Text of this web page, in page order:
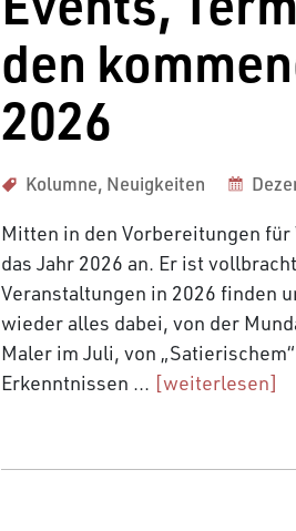
den
2026
Kolumne, Neuigkeiten
Mitten in den Vorbereitungen
das Jahr 2026 an. Er ist
Veranstaltungen in 2026 finden
wieder alles dabei, von der
Maler im Juli, von
Erkenntnissen ... [weiterlesen]